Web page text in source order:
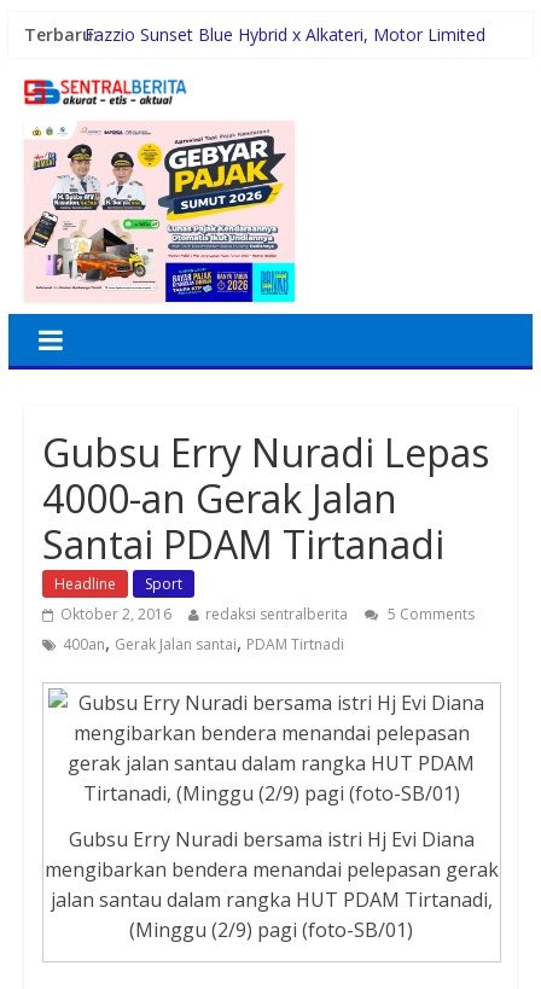
Terbaru:Fazzio Sunset Blue Hybrid x Alkateri, Motor Limited
Mimpi Besar Santri Darul Hikmah Jadi Nyata, Raih BIB
Maknai Kemerdekaan RI Ke-81, Rico Waas :
Kemerdekaan Harus Dirasakan Masyarakat Lewat
Peningkatan Pelayanan Primer
Rico Waas Kerahkan Jajaran Gotong Royong Bersihkan
Parit Jalan Taduan dari Sedimentasi Tebal
Pertamina Patra Niaga Regional Sumbagut Sabet 7
Penghargaan ISRA 2026, Komitmen Nyata Kontribusi
Gubsu Erry Nuradi Lepas
4000-an Gerak Jalan
Santai PDAM Tirtanadi
Headline
Sport
Oktober 2, 2016
redaksi sentralberita
5 Comments
400an, Gerak Jalan santai, PDAM Tirtnadi
Gubsu Erry Nuradi bersama istri Hj Evi Diana
mengibarkan bendera menandai pelepasan gerak
jalan santau dalam rangka HUT PDAM Tirtanadi,
(Minggu (2/9) pagi (foto-SB/01)